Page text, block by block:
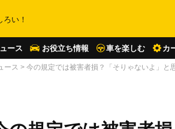
い！
ース お役立ち情報 車を楽しむ カ
ース > 今の規定では被害者損？「そりゃないよ」と